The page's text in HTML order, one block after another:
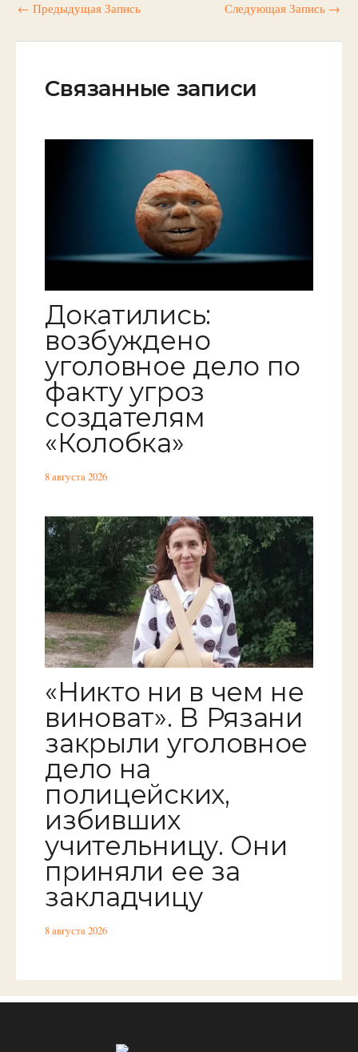
← Предыдущая Запись Следующая Запись →
Связанные записи
Докатились:
возбуждено
уголовное дело по
факту угроз
создателям
«Колобка»
8 августа 2026
«Никто ни в чем не
виноват». В Рязани
закрыли уголовное
дело на
полицейских,
избивших
учительницу. Они
приняли ее за
закладчицу
8 августа 2026